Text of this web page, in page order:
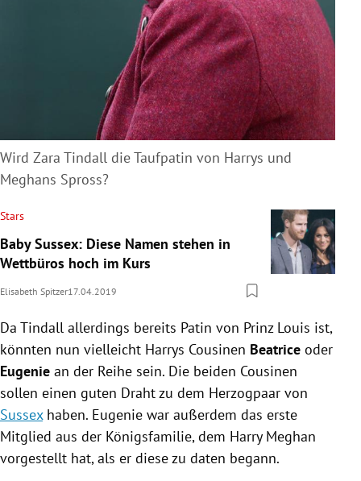
Wird Zara Tindall die Taufpatin von Harrys und
Meghans Spross?
Stars
Baby Sussex: Diese Namen stehen in
Wettbüros hoch im Kurs
Elisabeth Spitzer17.04.2019
Da Tindall allerdings bereits Patin von Prinz Louis ist,
könnten nun vielleicht Harrys Cousinen Beatrice oder
Eugenie an der Reihe sein. Die beiden Cousinen
sollen einen guten Draht zu dem Herzogpaar von
Sussexhaben. Eugenie war außerdem das erste
Mitglied aus der Königsfamilie, dem Harry Meghan
vorgestellt hat, als er diese zu daten begann.